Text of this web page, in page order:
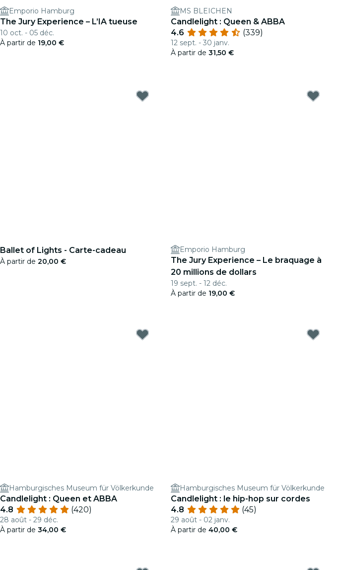
Emporio Hamburg
The Jury Experience – L’IA tueuse
10 oct. - 05 déc.
À partir de 19,00 €
MS BLEICHEN
Candlelight : Queen & ABBA
4.6
(339)
12 sept. - 30 janv.
À partir de 31,50 €
Ballet of Lights - Carte-cadeau
À partir de 20,00 €
Emporio Hamburg
The Jury Experience – Le braquage à
20 millions de dollars
19 sept. - 12 déc.
À partir de 19,00 €
Hamburgisches Museum für Völkerkunde
Candlelight : Queen et ABBA
4.8
(420)
28 août - 29 déc.
À partir de 34,00 €
Hamburgisches Museum für Völkerkunde
Candlelight : le hip-hop sur cordes
4.8
(45)
29 août - 02 janv.
À partir de 40,00 €